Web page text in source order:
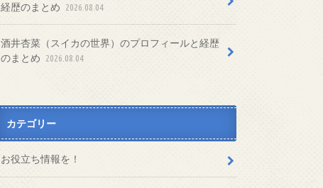
経歴のまとめ
2026.08.04
酒井杏菜（スイカの世界）のプロフィールと経歴
のまとめ
2026.08.04
カテゴリー
お役立ち情報を！